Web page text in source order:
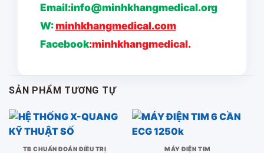
Email:info@minhkhangmedical.org
W:minhkhangmedical.com
Facebook:minhkhangmedical.
SẢN PHẨM TƯƠNG TỰ
TB CHUẨN ĐOÁN ĐIỀU TRỊ MÁY ĐIỆN TIM